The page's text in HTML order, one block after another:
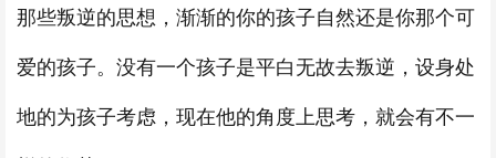
那些叛逆的思想，渐渐的你的孩子自然还是你那个可
爱的孩子。没有一个孩子是平白无故去叛逆，设身处
地的为孩子考虑，现在他的角度上思考，就会有不一